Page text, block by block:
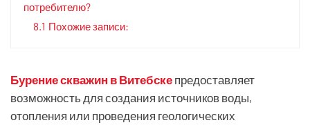
потребителю?
8.1 Похожие записи:
Бурение скважин в Витебске предоставляет
возможность для создания источников воды,
отопления или проведения геологических